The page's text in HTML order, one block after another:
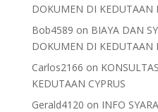
DOKUMEN DI KEDUTAAN
Bob4589 on BIAYA DAN
DOKUMEN DI KEDUTAAN
Carlos2166 on
KEDUTAAN CYPRUS
Gerald4120 on INFO